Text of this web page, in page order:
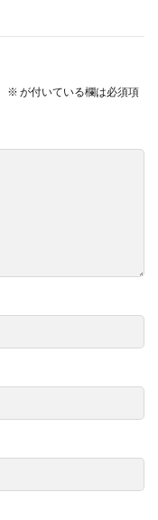
※ が付いている欄は必須項